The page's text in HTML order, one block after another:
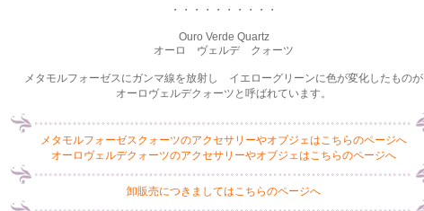
・・・・・・・・・・
Ouro Verde Quartz
オーロ ヴェルデ クォーツ
メタモルフォーゼスにガンマ線を放射し イエローグリーンに色が変化したものが
オーロヴェルデクォーツと呼ばれています。
メタモルフォーゼスクォーツのアクセサリーやオブジェはこちらのページへ
オーロヴェルデクォーツのアクセサリーやオブジェはこちらのページへ
卸販売につきましてはこちらのページへ